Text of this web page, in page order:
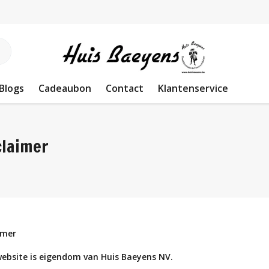
Cadeaubon Contact Klantenservice
is eigendom van Huis Baeyens NV.